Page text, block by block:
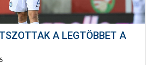
A LEGTÖBBET A